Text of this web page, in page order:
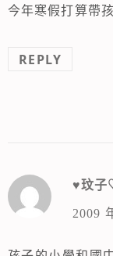
今年寒假打算帶
REPLY
♥玟
2009